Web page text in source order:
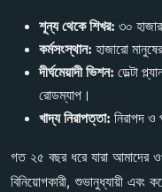
শূন্য থেকে শিখর: ৩০
কর্মসংস্থান: হাজারো
দীর্ঘমেয়াদী ভিশন: ডেল্টা
রোডম্যাপ।
খাদ্য নিরাপত্তা: নিরাপদ ও
গত ২৫ বছর ধরে যারা আমাদের
বিনিয়োগকারী, শুভানুধ্যায়ী এবং